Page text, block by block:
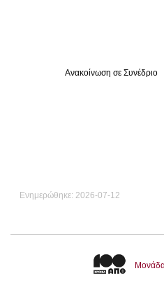
Ανακοίνωση σε Συνέδριο
Ενημερώθηκε: 2026-07-12